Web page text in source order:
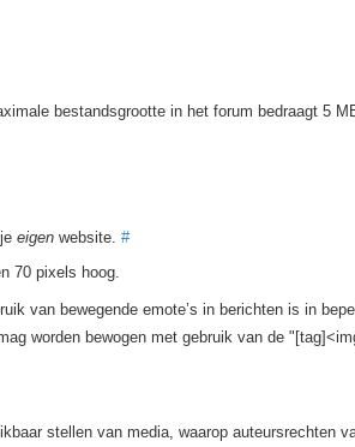
bestandsgrootte in het forum bedraagt 5
eigenwebsite. #
70 pixels hoog.
van bewegende emote’s in berichten is in
worden bewogen met gebruik van de
stellen van media, waarop auteursrechten